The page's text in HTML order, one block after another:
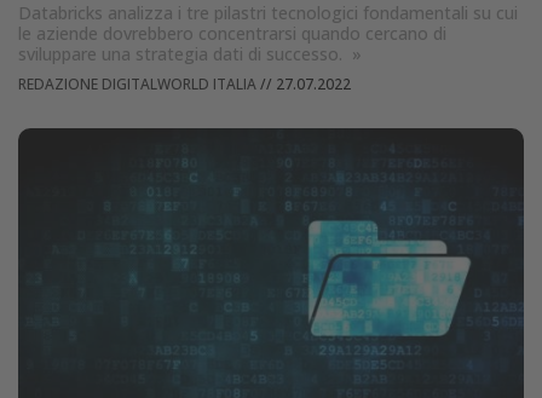
Databricks analizza i tre pilastri tecnologici fondamentali su cui
le aziende dovrebbero concentrarsi quando cercano di
sviluppare una strategia dati di successo. »
REDAZIONE DIGITALWORLD ITALIA// 27.07.2022